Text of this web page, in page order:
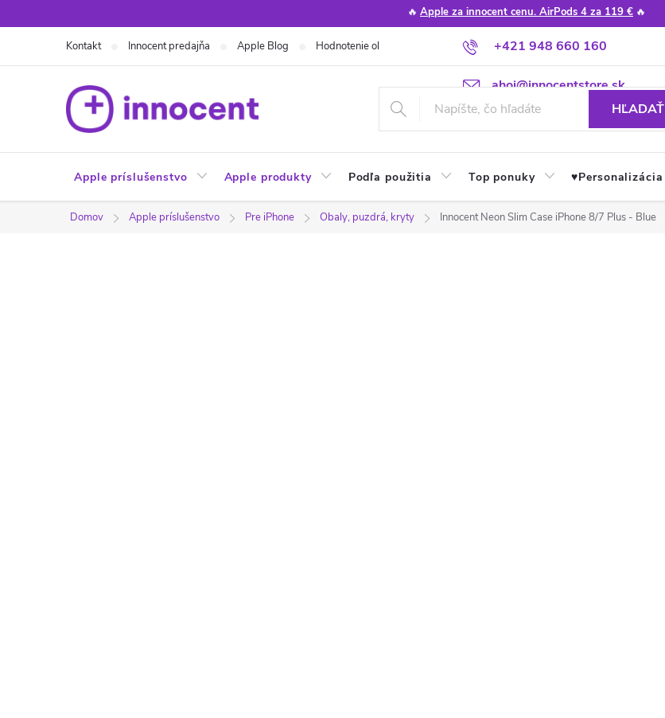
na
🔥 Apple za innocent cenu. AirPods 4 za 119 € 🔥
+421 948 660 160
ahoj@innocentstore.sk
Kontakt Innocent predajňa Apple Blog Hodnotenie obchodu Poradňa Apple návody a tipy
HĽADAŤ
Apple príslušenstvo Apple produkty Podľa použitia Top ponuky ♥︎Personalizácia
Domov Apple príslušenstvo Pre iPhone Obaly, puzdrá, kryty Innocent Neon Slim Case iPhone 8/7 Plus - Blue